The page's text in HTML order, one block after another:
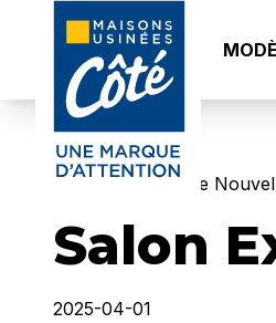
< Retour à la page
Salon
2025-04-01